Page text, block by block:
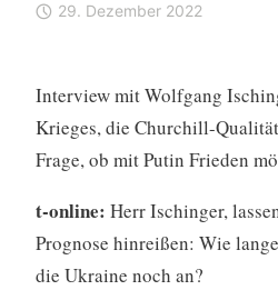
29. Dezember 2022
Interview mit Wolfgang
Krieges, die Churchill-
Frage, ob mit Putin Frieden
t-online: Herr Ischinger,
Prognose hinreißen: Wie
die Ukraine noch an?